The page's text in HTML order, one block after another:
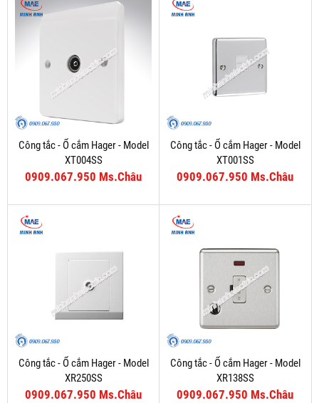
Công tắc - Ổ cắm Hager - Model
XT004SS
0909.067.950 Ms.Châu
Công tắc - Ổ cắm Hager - Model
XT001SS
0909.067.950 Ms.Châu
Công tắc - Ổ cắm Hager - Model
XR250SS
0909.067.950 Ms.Châu
Công tắc - Ổ cắm Hager - Model
XR138SS
0909.067.950 Ms.Châu